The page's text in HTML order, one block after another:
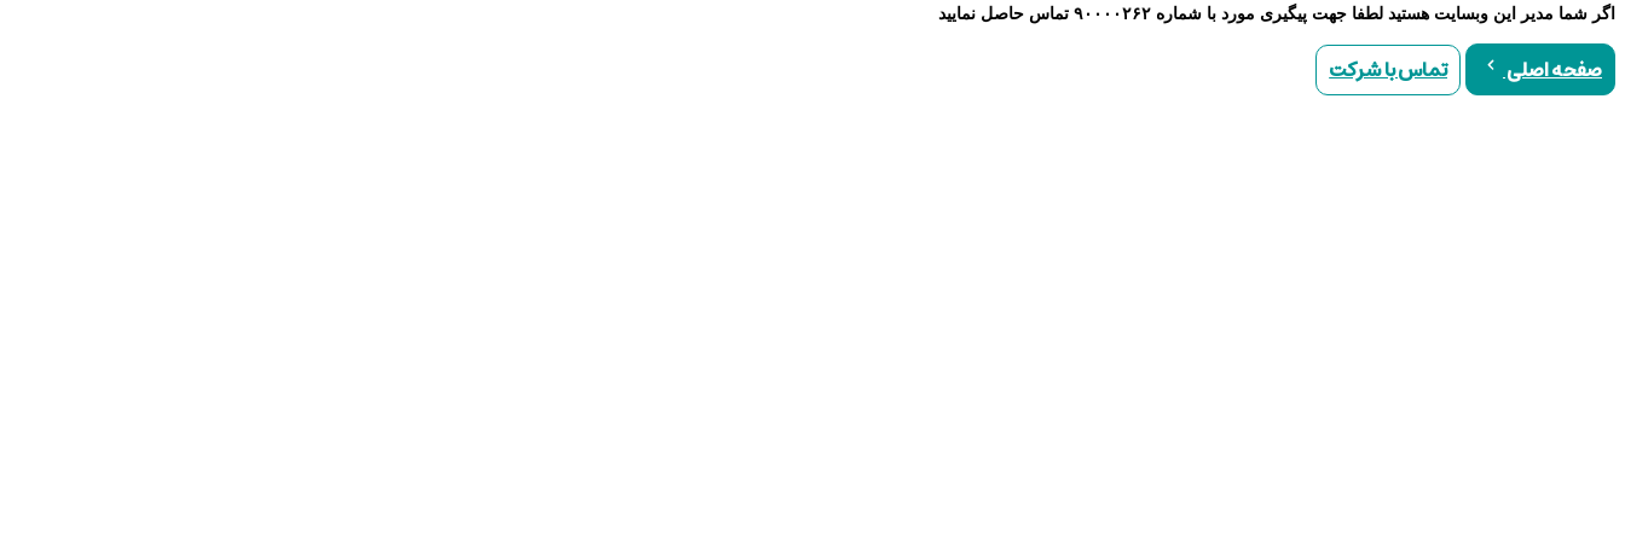
اگر شما مدیر این وبسایت هستید لطفا جهت پیگیری مورد با شماره ۹۰۰۰۰۲۶۲ تماس حاصل نمایید
صفحه اصلی تماس با شرکت